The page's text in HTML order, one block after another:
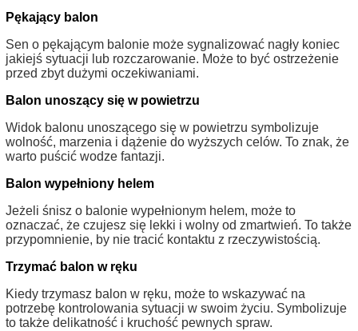
Pękający balon
Sen o pękającym balonie może sygnalizować nagły koniec
jakiejś sytuacji lub rozczarowanie. Może to być ostrzeżenie
przed zbyt dużymi oczekiwaniami.
Balon unoszący się w powietrzu
Widok balonu unoszącego się w powietrzu symbolizuje
wolność, marzenia i dążenie do wyższych celów. To znak, że
warto puścić wodze fantazji.
Balon wypełniony helem
Jeżeli śnisz o balonie wypełnionym helem, może to
oznaczać, że czujesz się lekki i wolny od zmartwień. To także
przypomnienie, by nie tracić kontaktu z rzeczywistością.
Trzymać balon w ręku
Kiedy trzymasz balon w ręku, może to wskazywać na
potrzebę kontrolowania sytuacji w swoim życiu. Symbolizuje
to także delikatność i kruchość pewnych spraw.